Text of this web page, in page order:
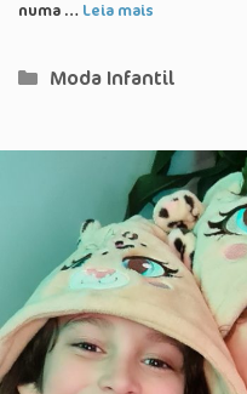
numa … Leia mais
Categorias
Moda Infantil